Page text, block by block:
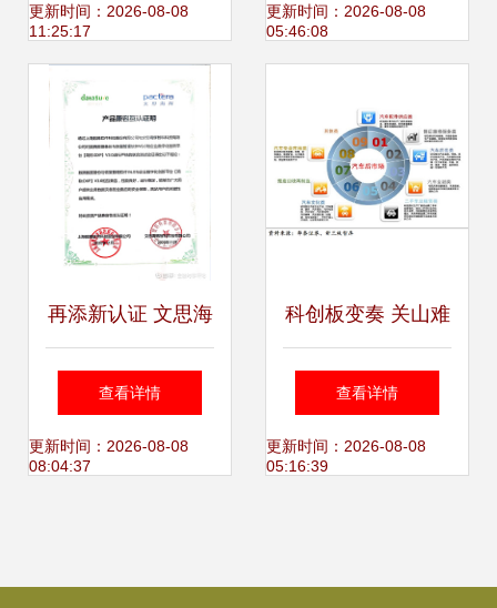
指南
更新时间：2026-08-08
11:25:17
安装指南
更新时间：2026-08-08
05:46:08
再添新认证 文思海
辉智翼云与数腾软
件完成产品兼容认
查看详情
更新时间：2026-08-08
08:04:37
科创板变奏 关山难
渡的软件咨询定位
困住用友汽车
查看详情
更新时间：2026-08-08
05:16:39